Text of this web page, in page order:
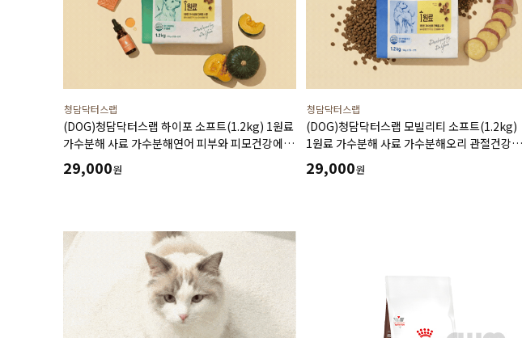
청담닥터스랩
(DOG)청담닥터스랩 하이포 소프트(1.2kg) 1원료
가수분해 사료 가수분해연어 피부와 피모건강에
도움 장건강 긴장완화 부드러운식감
29,000원
청담닥터스랩
(DOG)청담닥터스랩 모빌리티 소프트(1.2kg)
1원료 가수분해 사료 가수분해오리 관절건강
장건강 긴장완화 부드러운식감
29,000원